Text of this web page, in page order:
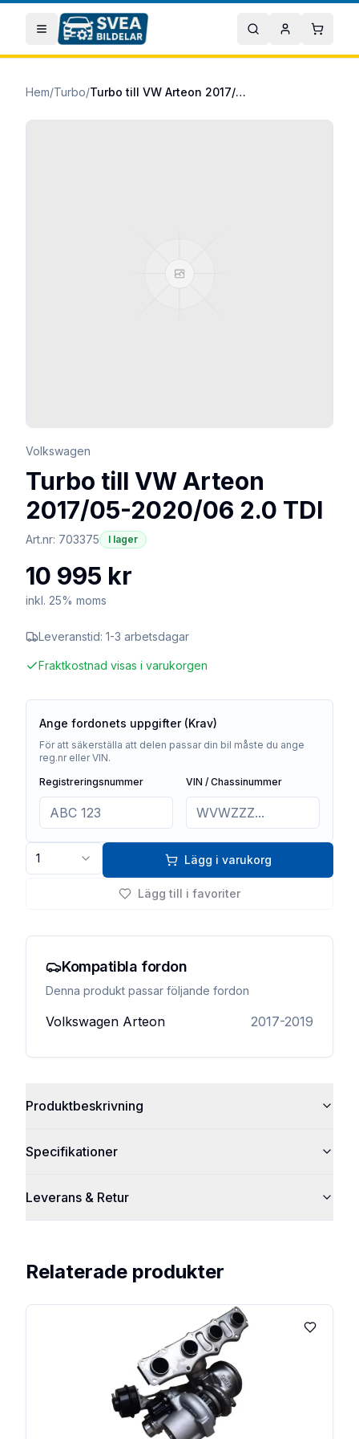
Hoppa till huvudinnehåll
Öppna meny Sök Mitt konto
Hem/Turbo/ Turbo till VW Arteon 2017/05-2020/06 2.0 TDI
Volkswagen
Turbo till VW Arteon
2017/05-2020/06 2.0 TDI
Art.nr: 703375 I lager
10 995 kr
inkl. 25% moms
Leveranstid: 1-3 arbetsdagar
Fraktkostnad visas i varukorgen
Ange fordonets uppgifter (Krav)
För att säkerställa att delen passar din bil måste du ange
reg.nr eller VIN.
Registreringsnummer
VIN / Chassinummer
1 Lägg i varukorg
Lägg till i favoriter
Kompatibla fordon
Denna produkt passar följande fordon
Volkswagen Arteon 2017-2019
Produktbeskrivning
Specifikationer
Leverans & Retur
Relaterade produkter
Lägg till